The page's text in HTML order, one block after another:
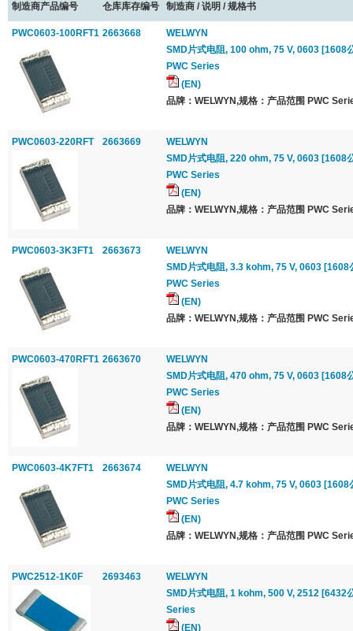
制造商产品编号 仓库库存编号 制造商 / 说明 / 规格书
PWC0603-100RFT1 2663668
WELWYN
SMD片式电阻, 100 ohm, 75 V, 0603 [1608
PWC Series
(EN)
品牌：WELWYN,规格：产品范围 PWC
PWC0603-220RFT 2663669
WELWYN
SMD片式电阻, 220 ohm, 75 V, 0603 [1608
PWC Series
(EN)
品牌：WELWYN,规格：产品范围 PWC
PWC0603-3K3FT1 2663673
WELWYN
SMD片式电阻, 3.3 kohm, 75 V, 0603 [1608
PWC Series
(EN)
品牌：WELWYN,规格：产品范围 PWC
PWC0603-470RFT1 2663670
WELWYN
SMD片式电阻, 470 ohm, 75 V, 0603 [1608
PWC Series
(EN)
品牌：WELWYN,规格：产品范围 PWC
PWC0603-4K7FT1 2663674
WELWYN
SMD片式电阻, 4.7 kohm, 75 V, 0603 [1608
PWC Series
(EN)
品牌：WELWYN,规格：产品范围 PWC
PWC2512-1K0F 2693463
WELWYN
SMD片式电阻, 1 kohm, 500 V, 2512 [6432
Series
(EN)